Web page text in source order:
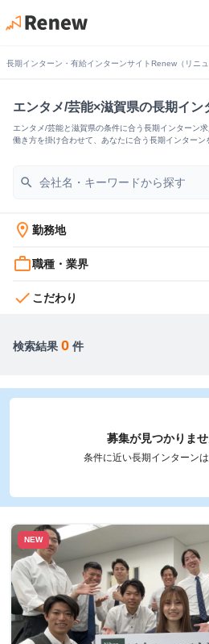
長期インターン・有給インターンサイトRenew（リニュ
エンタメ/芸能×滋賀県の長期イン
エンタメ/芸能と滋賀県の条件に合う長期インターン
働き方を掛け合わせて、あなたに合う長期インターン
search
location_on 勤務地
work_outline職種・業界
check こだわり
検索結果 0 件
募集が見つかりま
条件に近い長期インターン
NEW